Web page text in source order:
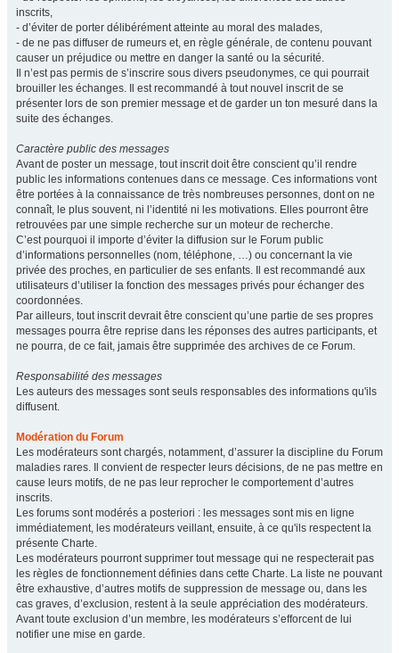
inscrits,
- d’éviter de porter délibérément atteinte au moral des malades,
- de ne pas diffuser de rumeurs et, en règle générale, de contenu pouvant
causer un préjudice ou mettre en danger la santé ou la sécurité.
Il n’est pas permis de s’inscrire sous divers pseudonymes, ce qui pourrait
brouiller les échanges. Il est recommandé à tout nouvel inscrit de se
présenter lors de son premier message et de garder un ton mesuré dans la
suite des échanges.
Caractère public des messages
Avant de poster un message, tout inscrit doit être conscient qu’il rendre
public les informations contenues dans ce message. Ces informations vont
être portées à la connaissance de très nombreuses personnes, dont on ne
connaît, le plus souvent, ni l’identité ni les motivations. Elles pourront être
retrouvées par une simple recherche sur un moteur de recherche.
C’est pourquoi il importe d’éviter la diffusion sur le Forum public
d’informations personnelles (nom, téléphone, …) ou concernant la vie
privée des proches, en particulier de ses enfants. Il est recommandé aux
utilisateurs d’utiliser la fonction des messages privés pour échanger des
coordonnées.
Par ailleurs, tout inscrit devrait être conscient qu’une partie de ses propres
messages pourra être reprise dans les réponses des autres participants, et
ne pourra, de ce fait, jamais être supprimée des archives de ce Forum.
Responsabilité des messages
Les auteurs des messages sont seuls responsables des informations qu'ils
diffusent.
Modération du Forum
Les modérateurs sont chargés, notamment, d’assurer la discipline du Forum
maladies rares. Il convient de respecter leurs décisions, de ne pas mettre en
cause leurs motifs, de ne pas leur reprocher le comportement d’autres
inscrits.
Les forums sont modérés a posteriori : les messages sont mis en ligne
immédiatement, les modérateurs veillant, ensuite, à ce qu'ils respectent la
présente Charte.
Les modérateurs pourront supprimer tout message qui ne respecterait pas
les règles de fonctionnement définies dans cette Charte. La liste ne pouvant
être exhaustive, d’autres motifs de suppression de message ou, dans les
cas graves, d’exclusion, restent à la seule appréciation des modérateurs.
Avant toute exclusion d’un membre, les modérateurs s’efforcent de lui
notifier une mise en garde.